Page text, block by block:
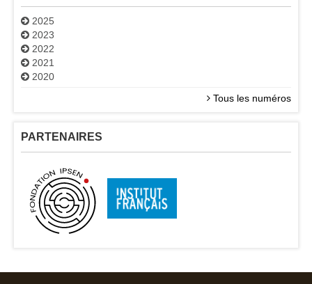
2025
2023
2022
2021
2020
Tous les numéros
PARTENAIRES